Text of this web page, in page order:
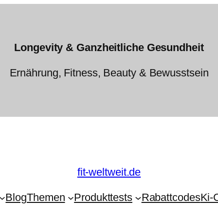
Longevity & Ganzheitliche Gesundheit
Ernährung, Fitness, Beauty & Bewusstsein
fit-weltweit.de
BlogThemen Produkttests RabattcodesKi-